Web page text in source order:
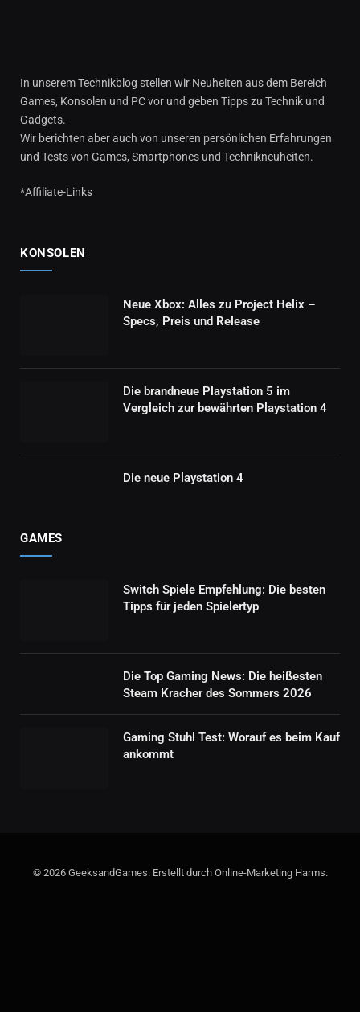
In unserem Technikblog stellen wir Neuheiten aus dem Bereich
Games, Konsolen und PC vor und geben Tipps zu Technik und
Gadgets.
Wir berichten aber auch von unseren persönlichen Erfahrungen
und Tests von Games, Smartphones und Technikneuheiten.
*Affiliate-Links
KONSOLEN
Neue Xbox: Alles zu Project Helix –
Specs, Preis und Release
Die brandneue Playstation 5 im
Vergleich zur bewährten Playstation 4
Die neue Playstation 4
GAMES
Switch Spiele Empfehlung: Die besten
Tipps für jeden Spielertyp
Die Top Gaming News: Die heißesten
Steam Kracher des Sommers 2026
Gaming Stuhl Test: Worauf es beim Kauf
ankommt
© 2026 GeeksandGames. Erstellt durch Online-Marketing Harms.